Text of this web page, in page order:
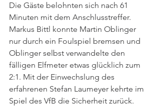
Die Gäste belohnten sich nach 61
Minuten mit dem Anschlusstreffer.
Markus Bittl konnte Martin Oblinger
nur durch ein Foulspiel bremsen und
Oblinger selbst verwandelte den
fälligen Elfmeter etwas glücklich zum
2:1. Mit der Einwechslung des
erfahrenen Stefan Laumeyer kehrte im
Spiel des VfB die Sicherheit zurück.